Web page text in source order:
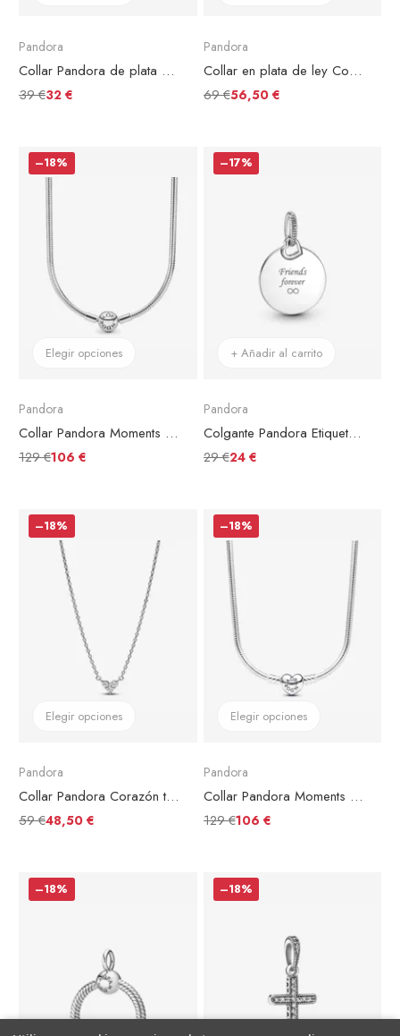
Pandora
Collar Pandora de plata de ley
39 €32 €
Pandora
Collar en plata de ley Corazones de Pandora
69 €56,50 €
–18%
Elegir opciones
Pandora
Collar Pandora Moments en plata
129 €106 €
–17%
+ Añadir al carrito
Pandora
Colgante Pandora Etiqueta Redonda Grabable
29 €24 €
–18%
Elegir opciones
Pandora
Collar Pandora Corazón triple Gema
59 €48,50 €
–18%
Elegir opciones
Pandora
Collar Pandora Moments Cadena de Serpiente con Cierre de Corazón
129 €106 €
–18% –18%